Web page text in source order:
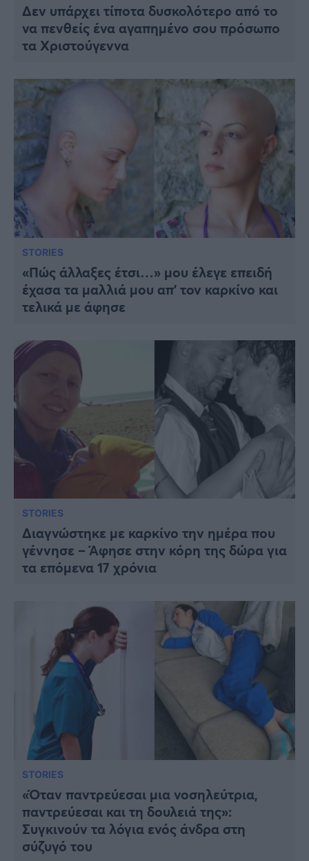
Δεν υπάρχει τίποτα δυσκολότερο από το
να πενθείς ένα αγαπημένο σου πρόσωπο
τα Χριστούγεννα
STORIES
«Πώς άλλαξες έτσι…» μου έλεγε επειδή
έχασα τα μαλλιά μου απ’ τον καρκίνο και
τελικά με άφησε
STORIES
Διαγνώστηκε με καρκίνο την ημέρα που
γέννησε – Άφησε στην κόρη της δώρα για
τα επόμενα 17 χρόνια
STORIES
«Όταν παντρεύεσαι μια νοσηλεύτρια,
παντρεύεσαι και τη δουλειά της»:
Συγκινούν τα λόγια ενός άνδρα στη
σύζυγό του